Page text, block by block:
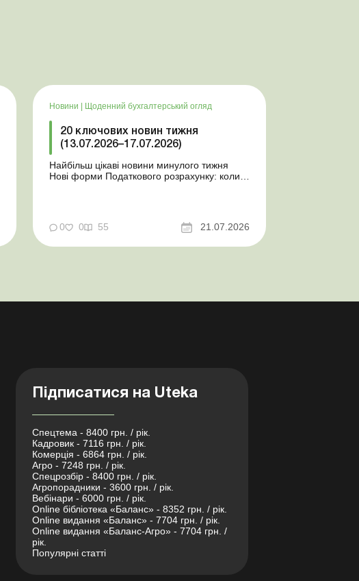
Новини Щоденний бухгалтерський огляд
20 ключових новин тижня
(13.07.2026–17.07.2026)
Найбільш цікаві новини минулого тижня
Нові форми Податкового розрахунку: коли
Координаційний центр з організації
0 0 55 21.07.2026
Підписатися на Uteka
Спецтема - 8400 грн. / рік.
Кадровик - 7116 грн. / рік.
Комерція - 6864 грн. / рік.
Агро - 7248 грн. / рік.
Спецрозбір - 8400 грн. / рік.
Агропорадники - 3600 грн. / рік.
Вебінари - 6000 грн. / рік.
Online бібліотека «Баланс» - 8352 грн. / рік.
Online видання «Баланс» - 7704 грн. / рік.
Online видання «Баланс-Агро» - 7704 грн. /
рік.
Популярні статті